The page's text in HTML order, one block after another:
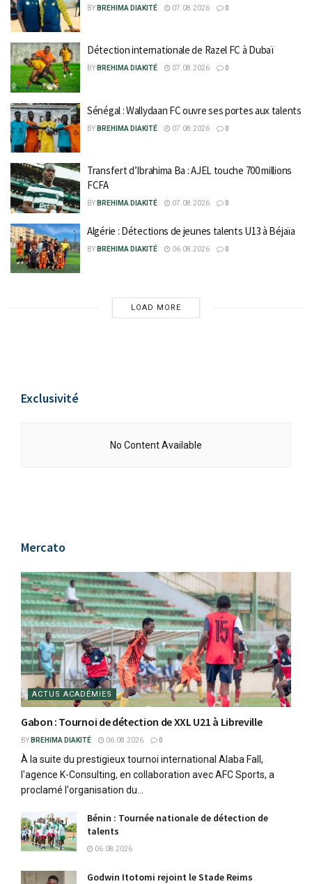
BY BREHIMA DIAKITÉ 07.08.2026 0
Détection internationale de Razel FC à Dubaï
BY BREHIMA DIAKITÉ 07.08.2026 0
Sénégal : Wallydaan FC ouvre ses portes aux talents
BY BREHIMA DIAKITÉ 07.08.2026 0
Transfert d’Ibrahima Ba : AJEL touche 700 millions
FCFA
BY BREHIMA DIAKITÉ 07.08.2026 0
Algérie : Détections de jeunes talents U13 à Béjaïa
BY BREHIMA DIAKITÉ 06.08.2026 0
LOAD MORE
Exclusivité
No Content Available
Mercato
ACTUS ACADÉMIES
Gabon : Tournoi de détection de XXL U21 à Libreville
BY BREHIMA DIAKITÉ 06.08.2026 0
À la suite du prestigieux tournoi international Alaba Fall,
l'agence K-Consulting, en collaboration avec AFC Sports, a
proclamé l'organisation du...
Bénin : Tournée nationale de détection de
talents
06.08.2026
Godwin Itotomi rejoint le Stade Reims